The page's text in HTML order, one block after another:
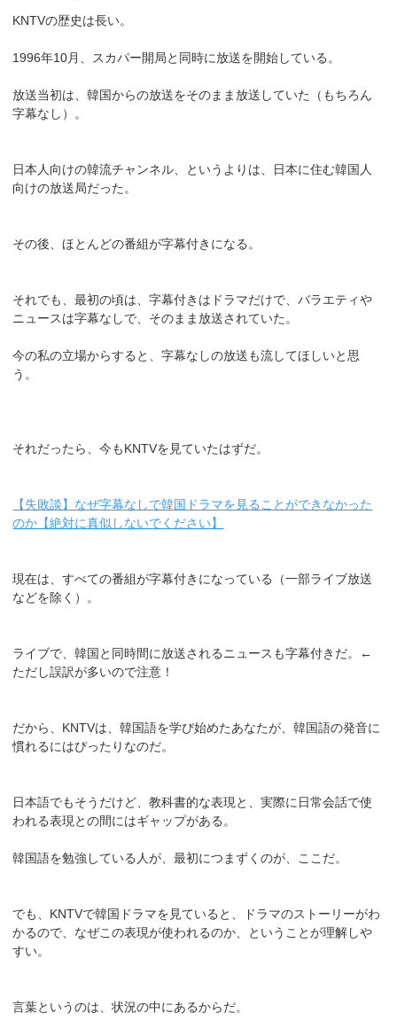
KNTVの歴史は長い。
1996年10月、スカパー開局と同時に放送を開始している。
放送当初は、韓国からの放送をそのまま放送していた（もちろん
字幕なし）。
日本人向けの韓流チャンネル、というよりは、日本に住む韓国人
向けの放送局だった。
その後、ほとんどの番組が字幕付きになる。
それでも、最初の頃は、字幕付きはドラマだけで、バラエティや
ニュースは字幕なしで、そのまま放送されていた。
今の私の立場からすると、字幕なしの放送も流してほしいと思
う。
それだったら、今もKNTVを見ていたはずだ。
【失敗談】なぜ字幕なしで韓国ドラマを見ることができなかった
のか【絶対に真似しないでください】
現在は、すべての番組が字幕付きになっている（一部ライブ放送
などを除く）。
ライブで、韓国と同時間に放送されるニュースも字幕付きだ。←
ただし誤訳が多いので注意！
だから、KNTVは、韓国語を学び始めたあなたが、韓国語の発音に
慣れるにはぴったりなのだ。
日本語でもそうだけど、教科書的な表現と、実際に日常会話で使
われる表現との間にはギャップがある。
韓国語を勉強している人が、最初につまずくのが、ここだ。
でも、KNTVで韓国ドラマを見ていると、ドラマのストーリーがわ
かるので、なぜこの表現が使われるのか、ということが理解しや
すい。
言葉というのは、状況の中にあるからだ。